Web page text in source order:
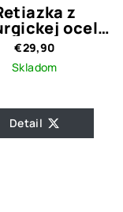
z
ocele
LIANA
GOLD
€29,90
Skladom
Detail